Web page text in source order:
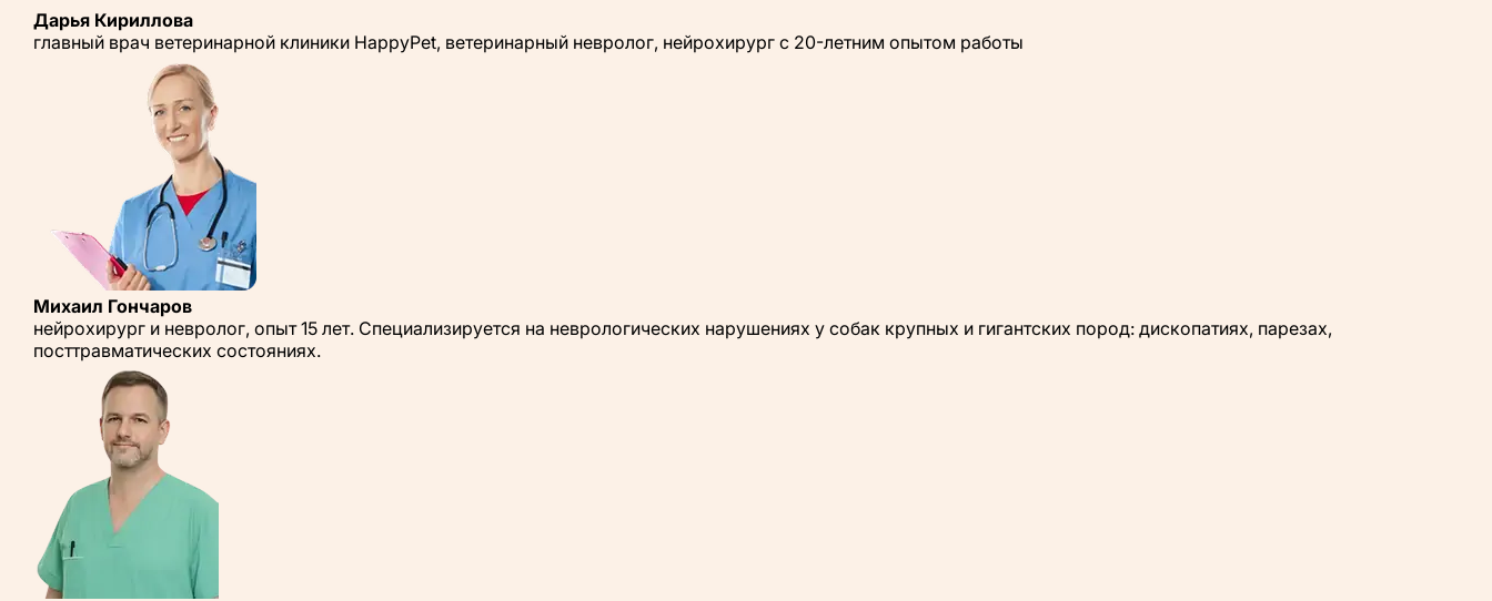
Дарья Кириллова
главный врач ветеринарной клиники HappyPet, ветеринарный невролог, нейрохирург с 20-летним опытом работы
Михаил Гончаров
нейрохирург и невролог, опыт 15 лет. Специализируется на неврологических нарушениях у собак крупных и гигантских пород: дископатиях, парезах,
посттравматических состояниях.